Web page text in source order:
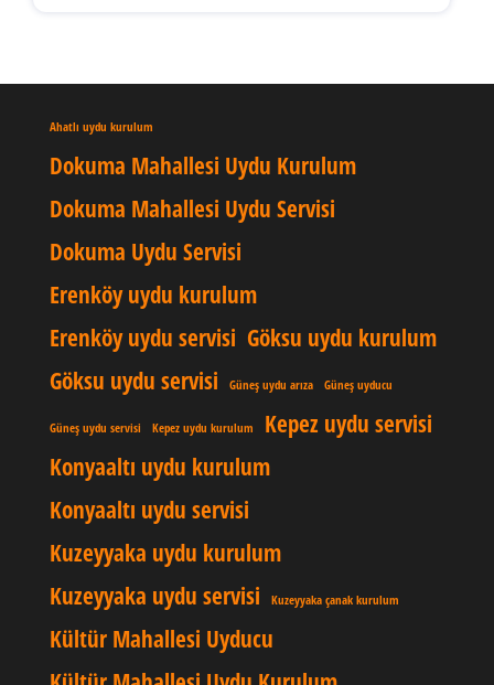
Ahatlı uydu kurulum
Dokuma Mahallesi Uydu Kurulum
Dokuma Mahallesi Uydu Servisi
Dokuma Uydu Servisi
Erenköy uydu kurulum
Erenköy uydu servisi Göksu uydu kurulum
Göksu uydu servisi
Güneş uydu arıza Güneş uyducu
Güneş uydu servisi Kepez uydu kurulum
Kepez uydu servisi
Konyaaltı uydu kurulum
Konyaaltı uydu servisi
Kuzeyyaka uydu kurulum
Kuzeyyaka uydu servisi
Kuzeyyaka çanak kurulum
Kültür Mahallesi Uyducu